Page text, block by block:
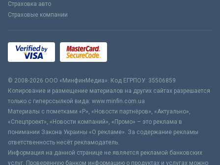
Страховка авто
Страховые компании
© 2008-2026 ООО «МинфинМедиа». Код ЕГРПОУ: 35506859
Копирование и размещение материалов на других сайтах разрешается
только с гиперссылкой вида: www.minfin.com.ua
Материалы с пометками «Р», «Новости партнёров», «Актуально»,
«Спецпроект», «Новости компаний», «Промо» – это реклама в
понимании Закона Украины «О рекламе». За содержание рекламы
ответственность несёт рекламодатель.
Информация на данной странице не является рекламой банковских
услуг. Проверенную банком информацию о продуктах и услугах можно